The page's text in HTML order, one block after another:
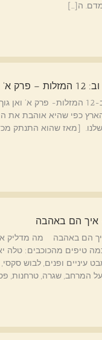
ה[…]
א'
הירח בהורוסקופ וב-12
כפי שהיא אוהבת את
[מאז שהוא התנתק
איך הם באהבה
הם באהבה מה מדליק
מבט עיניים ופנים, לבוש
המרחב, שגרה, טרחנות,